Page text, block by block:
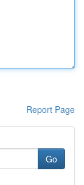
Report Page
Go